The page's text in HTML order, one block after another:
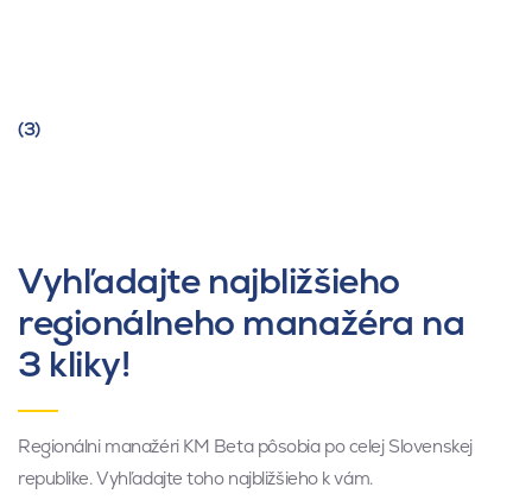
(3)
Vyhľadajte najbližšieho
regionálneho manažéra na
3 kliky!
Regionálni manažéri KM Beta pôsobia po celej Slovenskej
republike. Vyhľadajte toho najbližšieho k vám.